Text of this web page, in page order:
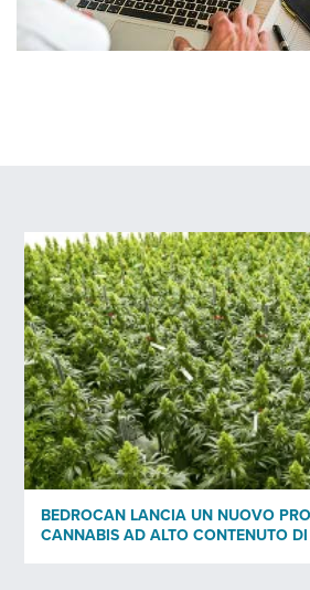
Indirizzo email*
Professione*
Informativa sulla privacy*
I dati personali forniti saranno raccolti
presente, accetto l'informativa sulla
BEDROCAN LANCIA UN NUOVO
CANNABIS AD ALTO CONTENUTO